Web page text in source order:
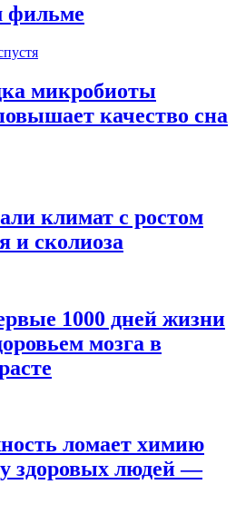
фильме
микробиоты
качество сна
климат с ростом
и сколиоза
1000 дней жизни
мозга в
ломает химию
здоровых людей —